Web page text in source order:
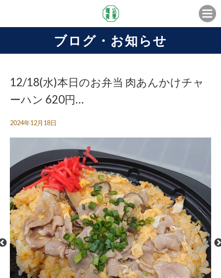
ブログ・お知らせ
12/18(水)本日のお弁当 肉あんかけチャ
ーハン 620円…
2024年12月18日